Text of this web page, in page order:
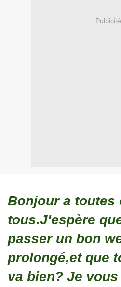
Publicité
Bonjour a toutes
tous.J'espère
passer un bon
prolongé,et que
va bien? Je